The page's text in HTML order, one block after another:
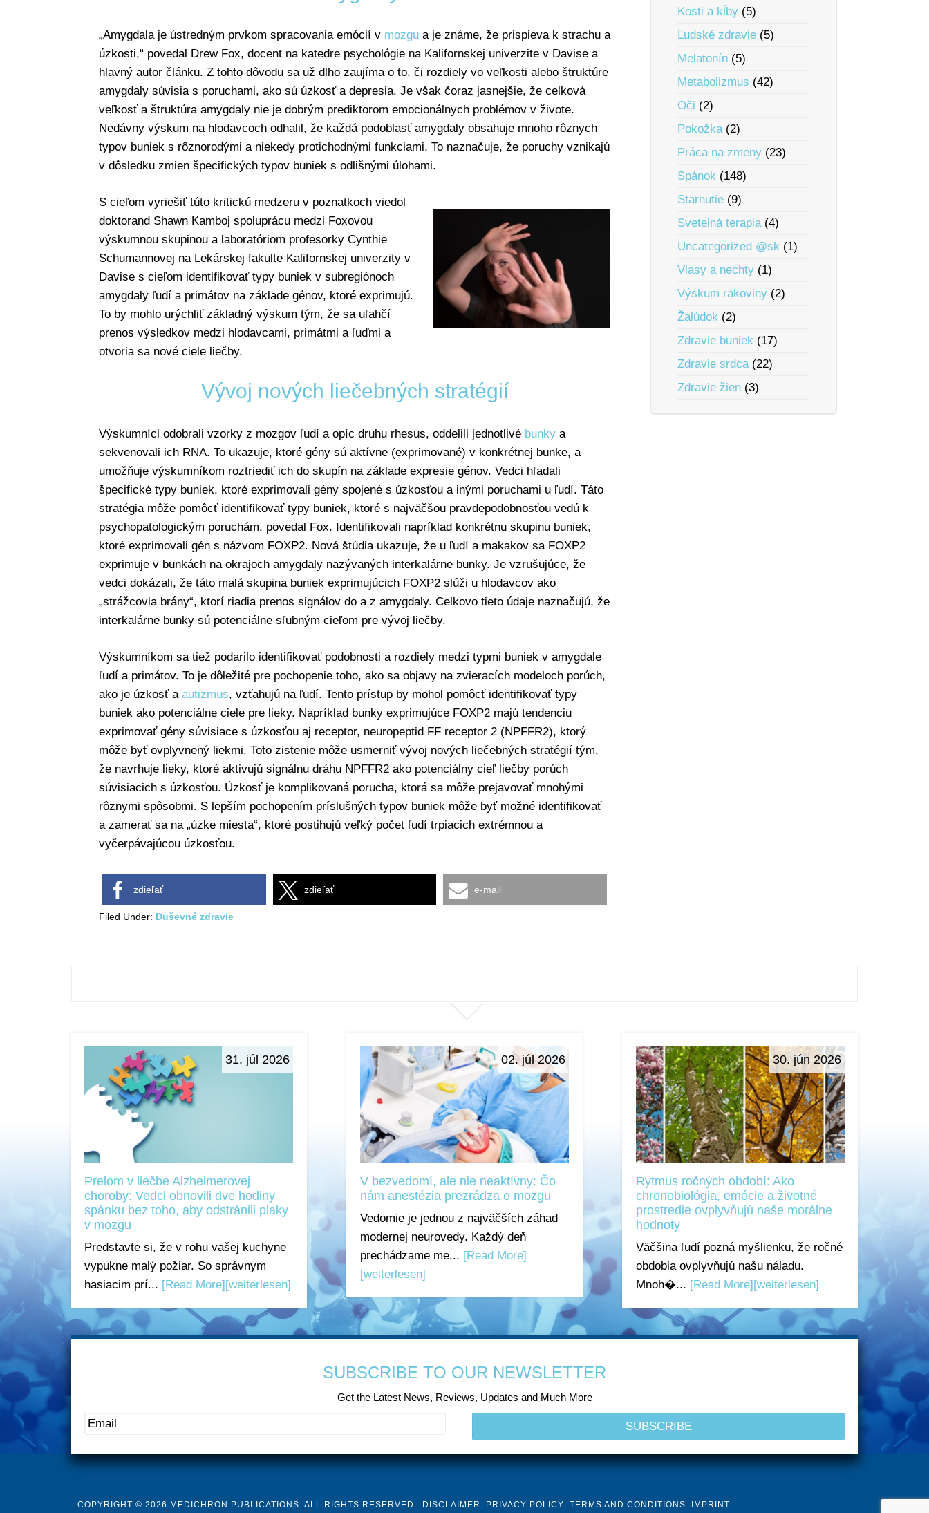
„Amygdala je ústredným prvkom spracovania emócií v mozgu a je známe, že prispieva k strachu a
úzkosti,“ povedal Drew Fox, docent na katedre psychológie na Kalifornskej univerzite v Davise a
hlavný autor článku. Z tohto dôvodu sa už dlho zaujíma o to, či rozdiely vo veľkosti alebo štruktúre
amygdaly súvisia s poruchami, ako sú úzkosť a depresia. Je však čoraz jasnejšie, že celková
veľkosť a štruktúra amygdaly nie je dobrým prediktorom emocionálnych problémov v živote.
Nedávny výskum na hlodavcoch odhalil, že každá podoblasť amygdaly obsahuje mnoho rôznych
typov buniek s rôznorodými a niekedy protichodnými funkciami. To naznačuje, že poruchy vznikajú
v dôsledku zmien špecifických typov buniek s odlišnými úlohami.
S cieľom vyriešiť túto kritickú medzeru v poznatkoch viedol
doktorand Shawn Kamboj spoluprácu medzi Foxovou
výskumnou skupinou a laboratóriom profesorky Cynthie
Schumannovej na Lekárskej fakulte Kalifornskej univerzity v
Davise s cieľom identifikovať typy buniek v subregiónoch
amygdaly ľudí a primátov na základe génov, ktoré exprimujú.
To by mohlo urýchliť základný výskum tým, že sa uľahčí
prenos výsledkov medzi hlodavcami, primátmi a ľuďmi a
otvoria sa nové ciele liečby.
Vývoj nových liečebných stratégií
Výskumníci odobrali vzorky z mozgov ľudí a opíc druhu rhesus, oddelili jednotlivé bunky a
sekvenovali ich RNA. To ukazuje, ktoré gény sú aktívne (exprimované) v konkrétnej bunke, a
umožňuje výskumníkom roztriediť ich do skupín na základe expresie génov. Vedci hľadali
špecifické typy buniek, ktoré exprimovali gény spojené s úzkosťou a inými poruchami u ľudí. Táto
stratégia môže pomôcť identifikovať typy buniek, ktoré s najväčšou pravdepodobnosťou vedú k
psychopatologickým poruchám, povedal Fox. Identifikovali napríklad konkrétnu skupinu buniek,
ktoré exprimovali gén s názvom FOXP2. Nová štúdia ukazuje, že u ľudí a makakov sa FOXP2
exprimuje v bunkách na okrajoch amygdaly nazývaných interkalárne bunky. Je vzrušujúce, že
vedci dokázali, že táto malá skupina buniek exprimujúcich FOXP2 slúži u hlodavcov ako
„strážcovia brány“, ktorí riadia prenos signálov do a z amygdaly. Celkovo tieto údaje naznačujú, že
interkalárne bunky sú potenciálne sľubným cieľom pre vývoj liečby.
Výskumníkom sa tiež podarilo identifikovať podobnosti a rozdiely medzi typmi buniek v amygdale
ľudí a primátov. To je dôležité pre pochopenie toho, ako sa objavy na zvieracích modeloch porúch,
ako je úzkosť a autizmus, vzťahujú na ľudí. Tento prístup by mohol pomôcť identifikovať typy
buniek ako potenciálne ciele pre lieky. Napríklad bunky exprimujúce FOXP2 majú tendenciu
exprimovať gény súvisiace s úzkosťou aj receptor, neuropeptid FF receptor 2 (NPFFR2), ktorý
môže byť ovplyvnený liekmi. Toto zistenie môže usmerniť vývoj nových liečebných stratégií tým,
že navrhuje lieky, ktoré aktivujú signálnu dráhu NPFFR2 ako potenciálny cieľ liečby porúch
súvisiacich s úzkosťou. Úzkosť je komplikovaná porucha, ktorá sa môže prejavovať mnohými
rôznymi spôsobmi. S lepším pochopením príslušných typov buniek môže byť možné identifikovať
a zamerať sa na „úzke miesta“, ktoré postihujú veľký počet ľudí trpiacich extrémnou a
vyčerpávajúcou úzkosťou.
zdieľať zdieľať e-mail
Filed Under: Duševné zdravie
Kosti a kĺby (5)
Ľudské zdravie (5)
Melatonín (5)
Metabolizmus (42)
Oči (2)
Pokožka(2)
Práca na zmeny (23)
Spánok (148)
Starnutie (9)
Svetelná terapia(4)
Uncategorized @sk (1)
Vlasy a nechty (1)
Výskum rakoviny (2)
Žalúdok (2)
Zdravie buniek (17)
Zdravie srdca(22)
Zdravie žien (3)
31. júl 2026
Prelom v liečbe Alzheimerovej
choroby: Vedci obnovili dve hodiny
spánku bez toho, aby odstránili plaky
v mozgu
Predstavte si, že v rohu vašej kuchyne
vypukne malý požiar. So správnym
hasiacim prí... [Read More][weiterlesen]
02. júl 2026
V bezvedomí, ale nie neaktívny: Čo
nám anestézia prezrádza o mozgu
Vedomie je jednou z najväčších záhad
modernej neurovedy. Každý deň
prechádzame me... [Read More]
[weiterlesen]
30. jún 2026
Rytmus ročných období: Ako
chronobiológia, emócie a životné
prostredie ovplyvňujú naše morálne
hodnoty
Väčšina ľudí pozná myšlienku, že ročné
obdobia ovplyvňujú našu náladu.
Mnoh�... [Read More][weiterlesen]
SUBSCRIBE TO OUR NEWSLETTER
Get the Latest News, Reviews, Updates and Much More
COPYRIGHT © 2026 MEDICHRON PUBLICATIONS. ALL RIGHTS RESERVED. DISCLAIMER PRIVACY POLICY TERMS AND CONDITIONS IMPRINT